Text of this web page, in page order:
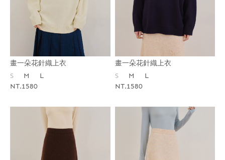
畫一朵花針織上衣
S
M
L
NT.1580
畫一朵花針織上衣
S
M
L
NT.1580